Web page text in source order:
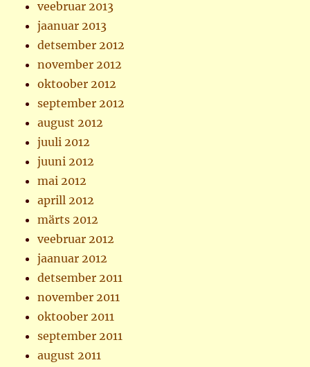
veebruar 2013
jaanuar 2013
detsember 2012
november 2012
oktoober 2012
september 2012
august 2012
juuli 2012
juuni 2012
mai 2012
aprill 2012
märts 2012
veebruar 2012
jaanuar 2012
detsember 2011
november 2011
oktoober 2011
september 2011
august 2011